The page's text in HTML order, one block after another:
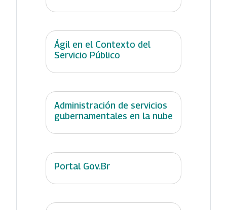
Ágil en el Contexto del
Servicio Público
Administración de servicios
gubernamentales en la nube
Portal Gov.Br